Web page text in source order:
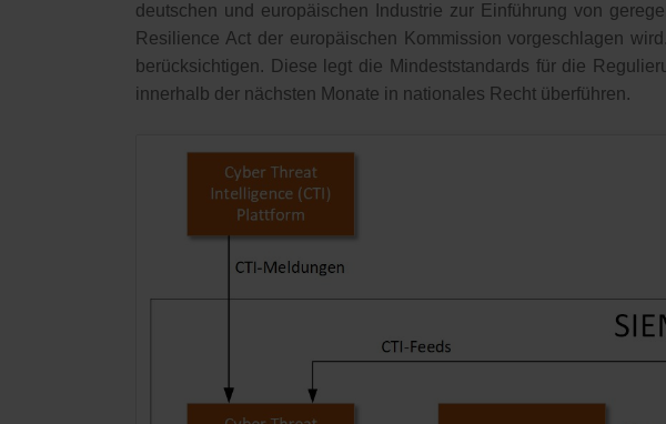
deutschen und europäischen Industrie zur Einführung von
Resilience Act der europäischen Kommission vorgeschlagen
berücksichtigen. Diese legt die Mindeststandards für die
innerhalb der nächsten Monate in nationales Recht überführen.